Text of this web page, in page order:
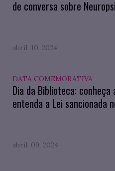
de conversa sobre
abril. 10, 2024
DATA COMEMORATIVA
Dia da Biblioteca:
entenda a Lei sancionada
abril. 09, 2024